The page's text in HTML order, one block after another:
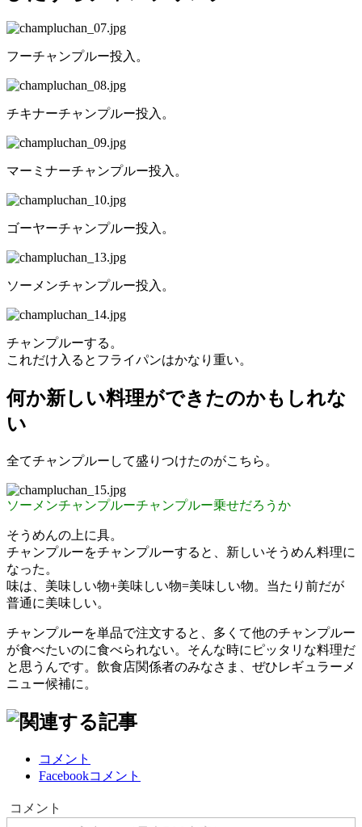
フーチャンプルー投入。
チキナーチャンプルー投入。
マーミナーチャンプルー投入。
ゴーヤーチャンプルー投入。
ソーメンチャンプルー投入。
チャンプルーする。
これだけ入るとフライパンはかなり重い。
何か新しい料理ができたのかもしれな
い
全てチャンプルーして盛りつけたのがこちら。
ソーメンチャンプルーチャンプルー乗せだろうか
そうめんの上に具。
チャンプルーをチャンプルーすると、新しいそうめん料理に
なった。
味は、美味しい物+美味しい物=美味しい物。当たり前だが
普通に美味しい。
チャンプルーを単品で注文すると、多くて他のチャンプルー
が食べたいのに食べられない。そんな時にピッタリな料理だ
と思うんです。飲食店関係者のみなさま、ぜひレギュラーメ
ニュー候補に。
コメント
Facebookコメント